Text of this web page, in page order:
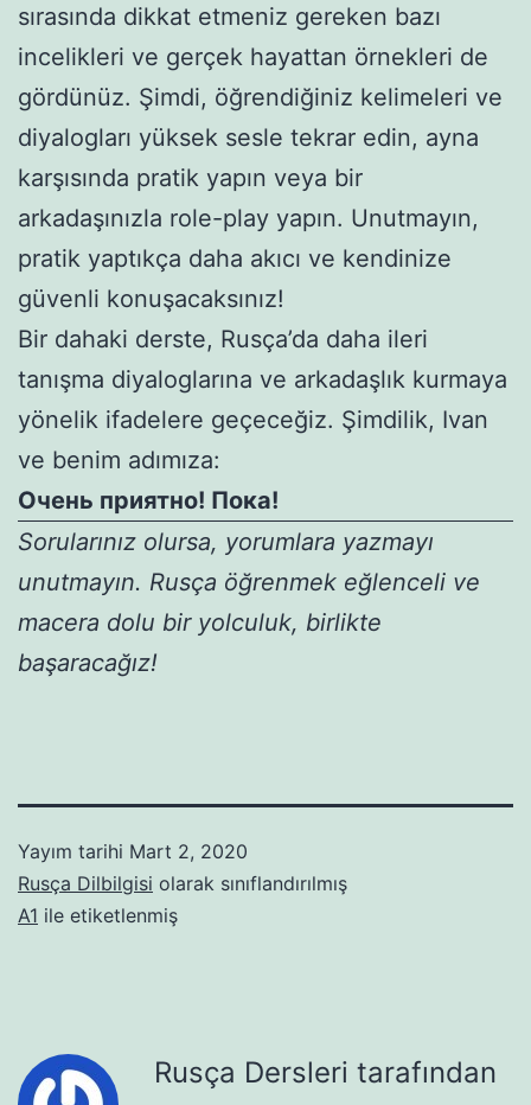
sırasında dikkat etmeniz gereken bazı
incelikleri ve gerçek hayattan örnekleri de
gördünüz. Şimdi, öğrendiğiniz kelimeleri ve
diyalogları yüksek sesle tekrar edin, ayna
karşısında pratik yapın veya bir
arkadaşınızla role-play yapın. Unutmayın,
pratik yaptıkça daha akıcı ve kendinize
güvenli konuşacaksınız!
Bir dahaki derste, Rusça’da daha ileri
tanışma diyaloglarına ve arkadaşlık kurmaya
yönelik ifadelere geçeceğiz. Şimdilik, Ivan
ve benim adımıza:
Очень приятно! Пока!
Sorularınız olursa, yorumlara yazmayı
unutmayın. Rusça öğrenmek eğlenceli ve
macera dolu bir yolculuk, birlikte
başaracağız!
Yayım tarihi Mart 2, 2020
Rusça Dilbilgisi olarak sınıflandırılmış
A1 ile etiketlenmiş
Rusça Dersleri tarafından